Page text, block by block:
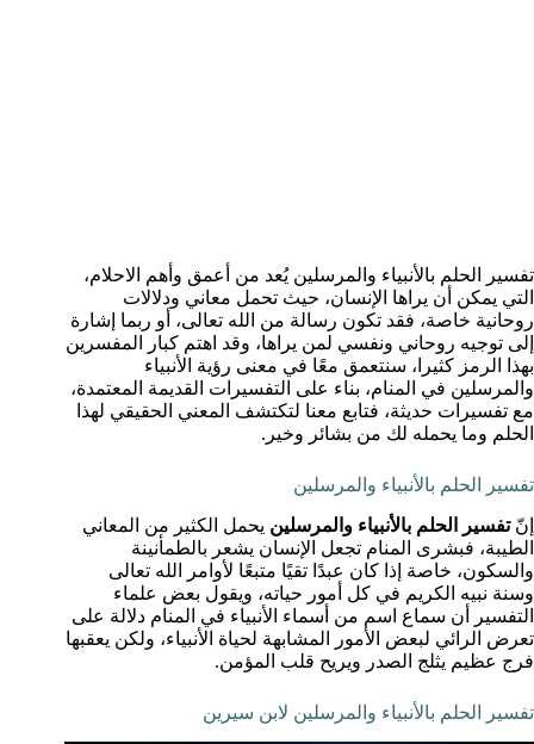
تفسير الحلم بالأنبياء والمرسلين يُعد من أعمق وأهم الاحلام،
التي يمكن أن يراها الإنسان، حيث تحمل معاني ودلالات
روحانية خاصة، فقد تكون رسالة من الله تعالى، أو ربما إشارة
إلى توجيه روحاني ونفسي لمن يراها، وقد اهتم كبار المفسرين
بهذا الرمز كثيرا، سنتعمق معًا في معنى رؤية الأنبياء
والمرسلين في المنام، بناء على التفسيرات القديمة المعتمدة،
مع تفسيرات حديثة، فتابع معنا لتكتشف المعني الحقيقي لهذا
الحلم وما يحمله لك من بشائر وخير.
تفسير الحلم بالأنبياء والمرسلين
إنّتفسير الحلم بالأنبياء والمرسلين يحمل الكثير من المعاني
الطيبة، فبشرى المنام تجعل الإنسان يشعر بالطمأنينة
والسكون، خاصة إذا كان عبدًا تقيًا متبعًا لأوامر الله تعالى
وسنة نبيه الكريم في كل أمور حياته، ويقول بعض علماء
التفسير أن سماع اسم من أسماء الأنبياء في المنام دلالة على
تعرض الرائي لبعض الأمور المشابهة لحياة الأنبياء، ولكن يعقبها
فرج عظيم يثلج الصدر ويريح قلب المؤمن.
تفسير الحلم بالأنبياء والمرسلين لابن سيرين